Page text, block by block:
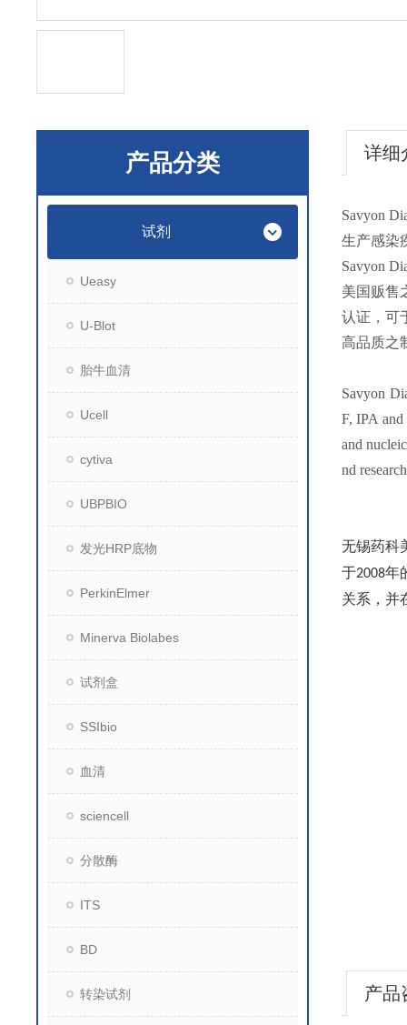
产品分类
试剂
Ueasy
U-Blot
胎牛血清
Ucell
cytiva
UBPBIO
发光HRP底物
PerkinElmer
Minerva Biolabes
试剂盒
SSIbio
血清
sciencell
分散酶
ITS
BD
转染试剂
详细
Savyon
生产感染
Savyon
美国贩售
认证，可
高品质之
Savyon
F, IPA
and
nd
无锡药科
于2008年
关系，并
产品